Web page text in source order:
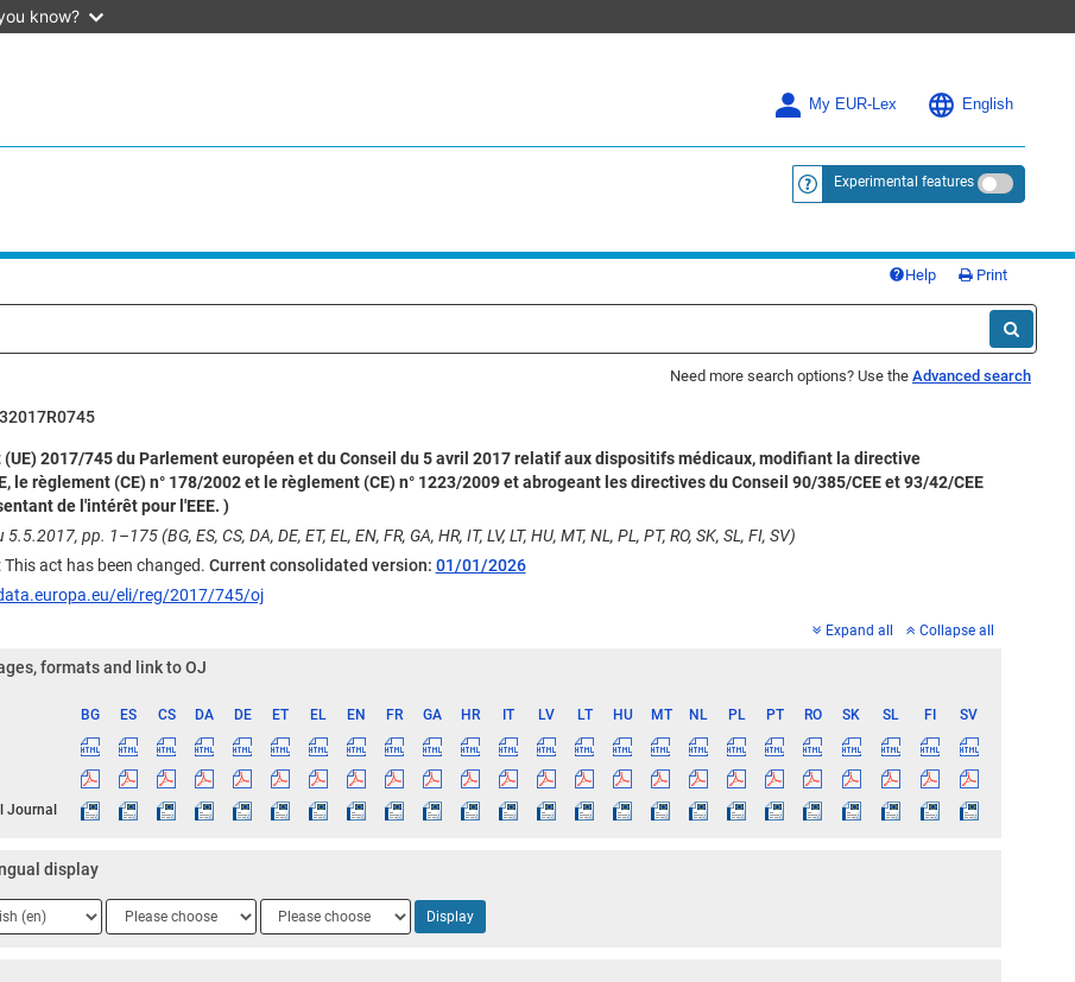
know?
My EUR-Lex English
<a href="https://eur-lex.europa.eu/
Experimental features
Help Print
Need more search options? Use the Advanced search
(UE) 2017/745 du Parlement européen et du Conseil du 5 avril 2017 relatif aux dispositifs médicaux, modifiant la directive
le règlement (CE) n° 178/2002 et le règlement (CE) n° 1223/2009 et abrogeant les directives du Conseil 90/385/CEE et 93/42/CEE
de l'intérêt pour l'EEE. )
pp. 1–175 (BG, ES, CS, DA, DE, ET, EL, EN, FR, GA, HR, IT, LV, LT, HU, MT, NL, PL, PT, RO, SK, SL, FI, SV)
This act has been changed. Current consolidated version: 01/01/2026
eli/reg/2017/745/oj
Expand all Collapse all
formats and link to OJ
BG ES CS DA DE ET EL EN FR GA HR IT LV LT HU MT NL PL PT RO SK SL FI
SV
Journal
display
Language
2
Language
3
Display